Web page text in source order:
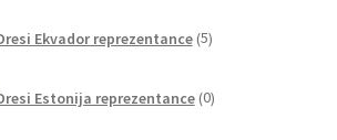
Ekvador reprezentance 5izdelkov
Estonija reprezentance 0izdelkov